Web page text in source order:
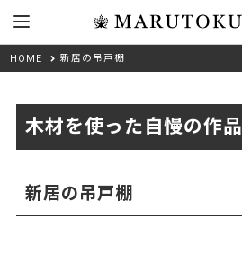
HOME 新居の吊戸棚
木材を使った自慢の作品
新居の吊戸棚